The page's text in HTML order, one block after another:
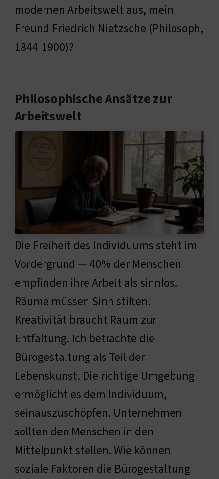
modernen Arbeitswelt aus, mein
Freund Friedrich Nietzsche (Philosoph,
1844-1900)?
Philosophische Ansätze zur
Arbeitswelt
Die Freiheit des Individuums steht im
Vordergrund — 40% der Menschen
empfinden ihre Arbeit als sinnlos.
Räume müssen Sinn stiften.
Kreativität braucht Raum zur
Entfaltung. Ich betrachte die
Bürogestaltung als Teil der
Lebenskunst. Die richtige Umgebung
ermöglicht es dem Individuum,
seinauszuschöpfen. Unternehmen
sollten den Menschen in den
Mittelpunkt stellen. Wie können
soziale Faktoren die Bürogestaltung